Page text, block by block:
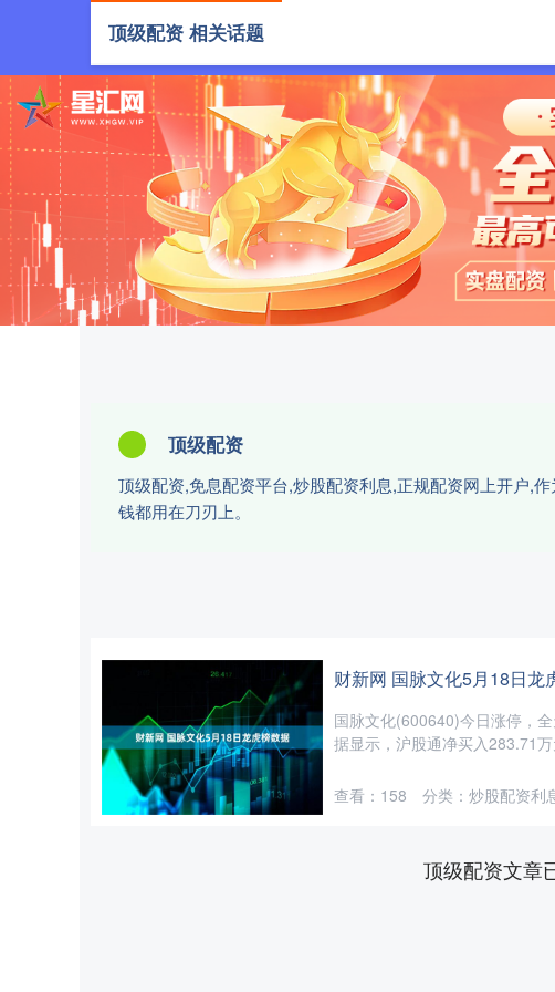
顶级配资
顶级配资,免息配资平台,炒股配资利息,正规配资网上开户,
钱都用在刀刃上。
顶级配资 相关话题
财新网 国脉文化5月18日龙
国脉文化(600640)今日涨停，
据显示，沪股通净买入283.71
查看： 158 分类： 炒股配资利
顶级配资文章